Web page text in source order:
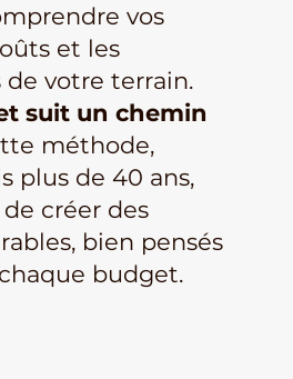
vos
et les
votre terrain.
suit un chemin
méthode,
plus de 40 ans,
créer des
bien pensés
budget.